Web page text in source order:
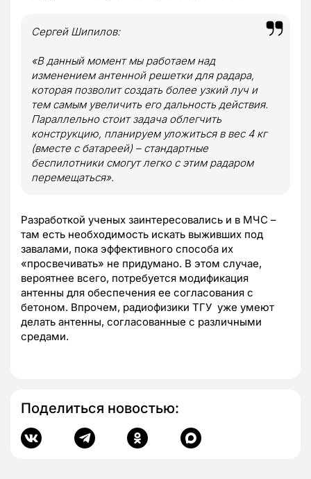
Сергей Шипилов:
«В данный момент мы работаем над
изменением антенной решетки для радара,
которая позволит создать более узкий луч и
тем самым увеличить его дальность действия.
Параллельно стоит задача облегчить
конструкцию, планируем уложиться в вес 4 кг
(вместе с батареей) – стандартные
беспилотники смогут легко с этим радаром
перемещаться».
Разработкой ученых заинтересовались и в МЧС –
там есть необходимость искать выживших под
завалами, пока эффективного способа их
«просвечивать» не придумано. В этом случае,
вероятнее всего, потребуется модификация
антенны для обеспечения ее согласования с
бетоном. Впрочем, радиофизики ТГУ уже умеют
делать антенны, согласованные с различными
средами.
Поделиться новостью: